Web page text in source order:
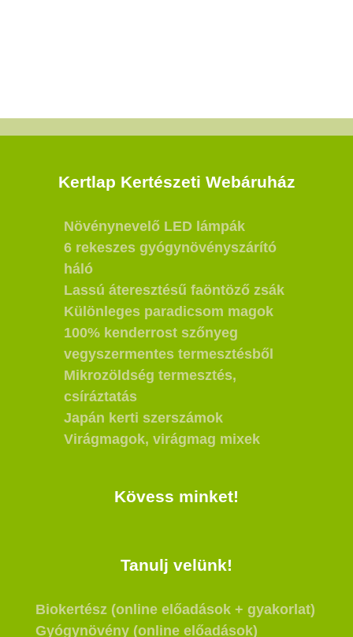
Kertlap Kertészeti Webáruház
Növénynevelő LED lámpák
6 rekeszes gyógynövényszárító
háló
Lassú áteresztésű faöntöző zsák
Különleges paradicsom magok
100% kenderrost szőnyeg
vegyszermentes termesztésből
Mikrozöldség termesztés,
csíráztatás
Japán kerti szerszámok
Virágmagok, virágmag mixek
Kövess minket!
Tanulj velünk!
Biokertész (online előadások + gyakorlat)
Gyógynövény (online előadások)